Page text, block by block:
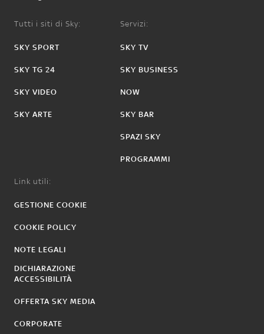
Tutti i siti di Sky:
SKY SPORT
SKY TG 24
SKY VIDEO
SKY ARTE
Servizi:
SKY TV
SKY BUSINESS
NOW
SKY BAR
SPAZI SKY
PROGRAMMI
Link utili:
GESTIONE COOKIE
COOKIE POLICY
NOTE LEGALI
DICHIARAZIONE
ACCESSIBILITÀ
OFFERTA SKY MEDIA
CORPORATE